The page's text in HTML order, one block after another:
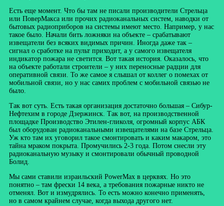
Есть еще момент. Что бы там не писали производители Стрельца
или ПоверМакса или прочих радиоканальных систем, наводки от
бытовых радиоприборов на системы имеют место. Например, у нас
такое было. Начали бить ложняки на объекте – срабатывают
извещатели без всяких видимых причин. Иногда даже так –
сигнал о сработке на пульт приходит, а у самого извещателя
индикатор пожара не светится. Вот такая история. Оказалось, что
на объекте работали строители – у них переносные радции для
оперативной связи. То же самое я слышал от коллег о помехах от
мобильной связи, но у нас самих проблем с мобильной связью не
было.
Так вот суть. Есть такая организация достаточно большая – Сибур-
Нефтехим в городе Дзержинск. Так вот, на производственной
площадке Производство Этилен-гликоля, огромный корпус АБК
был оборудован радиоканальными извещателями на базе Стрельца.
Уж кто там их уговорил такое смонтировать и каким макаром, это
тайна мраком покрыта. Промучились 2-3 года. Потом снесли эту
радиоканальную музыку и смонтировали обычный проводной
Болид.
Мы сами ставили израильский PowerMax в церквях. Но это
понятно – там фрески 14 века, а требования пожарные никто не
отменял. Вот и измудрялись. То есть можно конечно применять,
но в самом крайнем случае, когда выхода другого нет.